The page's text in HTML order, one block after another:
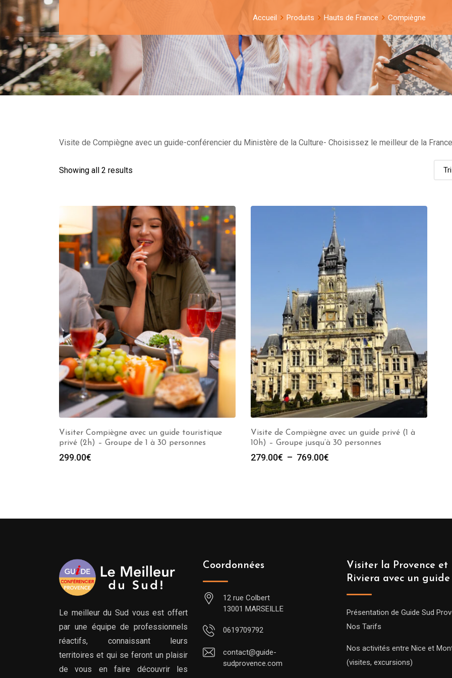
Accueil Produits Hauts de France Compiègne
Visite de Compiègne avec un guide-conférencier du Ministère de la Culture- Choisissez le meilleur de la
Showing all 2 results
Visiter Compiègne avec un guide touristique
privé (2h) – Groupe de 1 à 30 personnes
299.00€
Visite de Compiègne avec un guide privé (1 à
10h) – Groupe jusqu’à 30 personnes
279.00€ – 769.00€
Le meilleur du Sud vous est offert
par une équipe de professionnels
réactifs, connaissant leurs
territoires et qui se feront un plaisir
de vous en faire découvrir les
Coordonnées
12 rue Colbert
13001 MARSEILLE
0619709792
contact@guide-
sudprovence.com
Visiter la Provence et
Riviera avec un guide
Présentation de Guide Sud
Nos Tarifs
Nos activités entre Nice et
(visites, excursions)